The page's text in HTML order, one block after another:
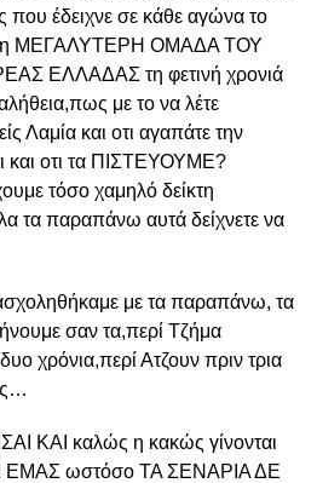
που έδειχνε σε κάθε αγώνα το
ΜΕΓΑΛΥΤΕΡΗ ΟΜΑΔΑ ΤΟΥ
ΕΛΛΑΔΑΣ τη φετινή χρονιά
με το να λέτε
Λαμία και οτι αγαπάτε την
και οτι τα ΠΙΣΤΕΥΟΥΜΕ?
τόσο χαμηλό δείκτη
τα παραπάνω αυτά δείχνετε να
με τα παραπάνω, τα
σαν τα,περί Τζήμα
χρόνια,περί Ατζουν πριν τρια
ΚΑΙ καλώς η κακώς γίνονται
ΕΜΑΣ ωστόσο ΤΑ ΣΕΝΑΡΙΑ ΔΕ